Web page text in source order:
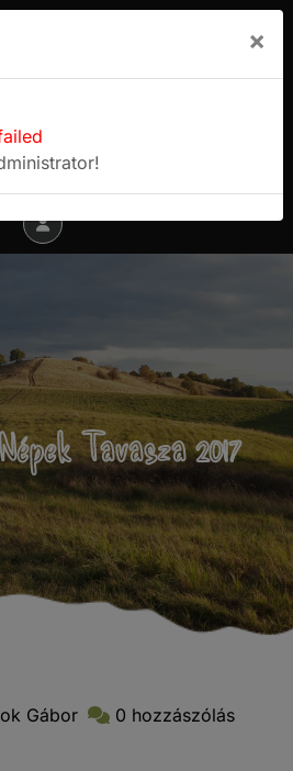
túrablogja
Menu
Tavasza 2017
Gábor
0 hozzászólás
×